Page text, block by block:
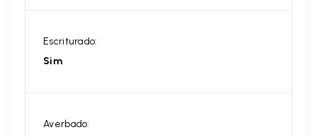
Escriturado:
Sim
Averbado: